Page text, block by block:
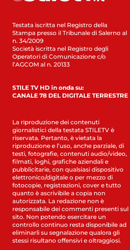
Testata iscritta nel Registro della
Stampa presso il Tribunale di Salerno al
n. 34/2009
Società iscritta nel Registro degli
Operatori di Comunicazione c/o
l’AGCOM al n. 20133
STILE TV HD in onda su:
CANALE 78 DEL DIGITALE TERRESTRE
La riproduzione dei contenuti
giornalistici della testata STILETV è
riservata. Pertanto, è vietata la
riproduzione e l’uso, anche parziale, di
testi, fotografie, contenuti audio/video,
filmati, loghi, grafiche aziendali e
pubblicitarie, con qualsiasi dispositivo
elettronico/digitale o per mezzo di
fotocopie, registrazioni, cover e tutto
quanto è ascrivibile a copia non
autorizzata. La redazione non è
responsabile dei commenti presenti sul
sito. Non potendo esercitare un
controllo continuo resta disponibile ad
eliminarli su segnalazione qualora gli
stessi risultano offensivi e oltraggiosi.